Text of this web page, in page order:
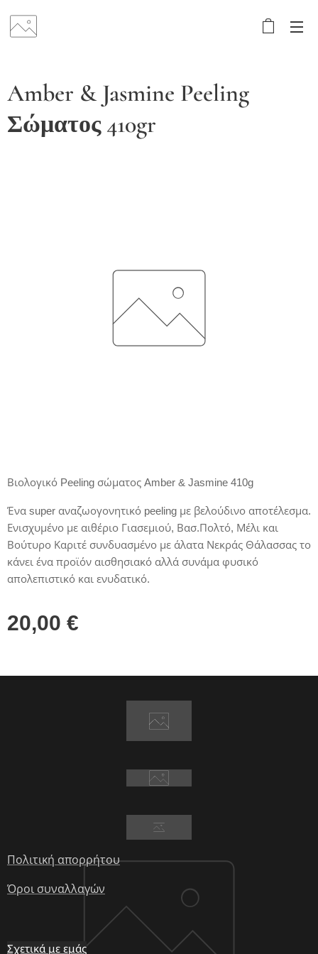
Amber & Jasmine Peeling
Σώματος 410gr
Βιολογικό Peeling σώματος Amber & Jasmine 410g
Ένα super αναζωογονητικό peeling με βελούδινο αποτέλεσμα.
Ενισχυμένο με αιθέριο Γιασεμιού, Βασ.Πολτό, Μέλι και
Βούτυρο Καριτέ συνδυασμένο με άλατα Νεκράς Θάλασσας το
κάνει ένα προϊόν αισθησιακό αλλά συνάμα φυσικό
απολεπιστικό και ενυδατικό.
20,00 €
Πολιτική απορρήτου
Όροι συναλλαγών
Σχετικά με εμάς